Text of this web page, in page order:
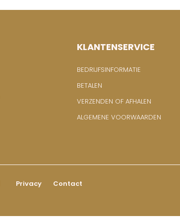
KLANTENSERVICE
BEDRIJFSINFORMATIE
BETALEN
VERZENDEN OF AFHALEN
ALGEMENE VOORWAARDEN
Privacy Contact